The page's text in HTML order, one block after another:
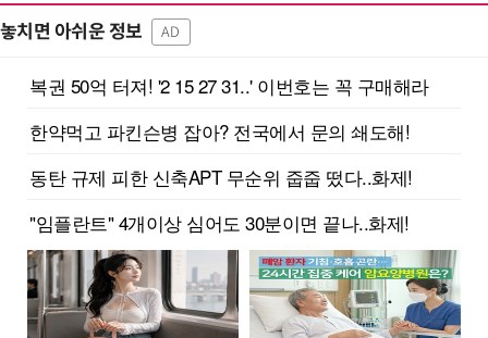
놓치면 아쉬운 정보 AD